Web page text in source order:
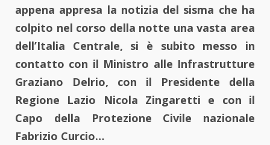
appena appresa la notizia del sisma che ha
colpito nel corso della notte una vasta area
dell’Italia Centrale, si è subito messo in
contatto con il Ministro alle Infrastrutture
Graziano Delrio, con il Presidente della
Regione Lazio Nicola Zingaretti e con il
Capo della Protezione Civile nazionale
Fabrizio Curcio…